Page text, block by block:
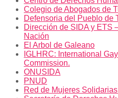
Colegio de Abogados de
Defensoria del Pueblo de
Dirección de SIDA y ETS
Nación
El Arbol de Galeano
IGLHRC: International
Commission.
ONUSIDA
PNUD
Red de Mujeres